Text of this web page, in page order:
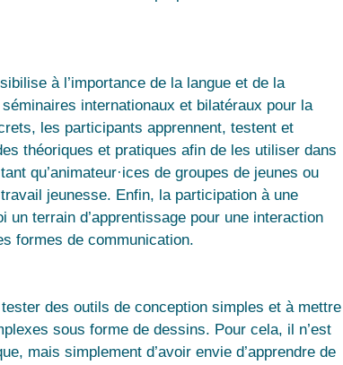
à l’importance de la langue et de la
internationaux et bilatéraux pour la
les participants apprennent, testent et
théoriques et pratiques afin de les utiliser dans
qu’animateur·ices de groupes de jeunes ou
jeunesse. Enfin, la participation à une
terrain d’apprentissage pour une interaction
formes de communication.
des outils de conception simples et à mettre
sous forme de dessins. Pour cela, il n’est
mais simplement d’avoir envie d’apprendre de